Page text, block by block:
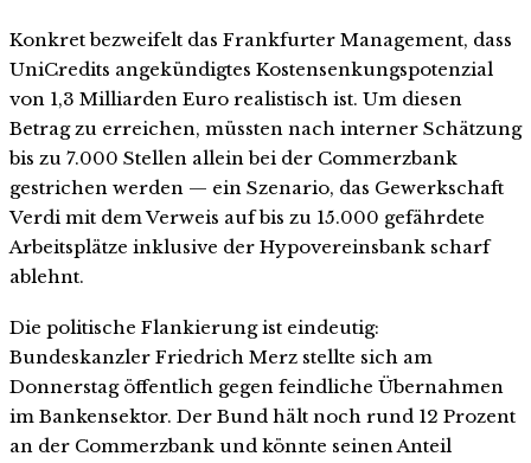
Konkret bezweifelt das Frankfurter Management, dass
UniCredits angekündigtes Kostensenkungspotenzial
von 1,3 Milliarden Euro realistisch ist. Um diesen
Betrag zu erreichen, müssten nach interner Schätzung
bis zu 7.000 Stellen allein bei der Commerzbank
gestrichen werden — ein Szenario, das Gewerkschaft
Verdi mit dem Verweis auf bis zu 15.000 gefährdete
Arbeitsplätze inklusive der Hypovereinsbank scharf
ablehnt.
Die politische Flankierung ist eindeutig:
Bundeskanzler Friedrich Merz stellte sich am
Donnerstag öffentlich gegen feindliche Übernahmen
im Bankensektor. Der Bund hält noch rund 12 Prozent
an der Commerzbank und könnte seinen Anteil